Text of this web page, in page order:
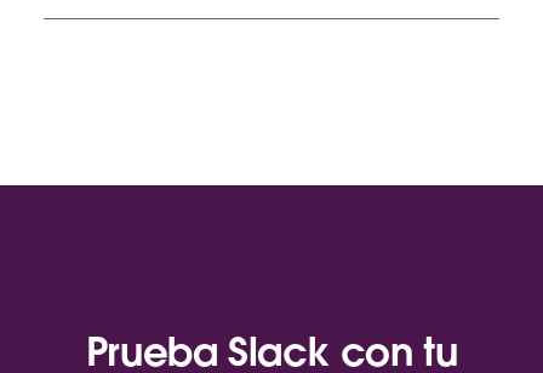
Prueba Slack con tu